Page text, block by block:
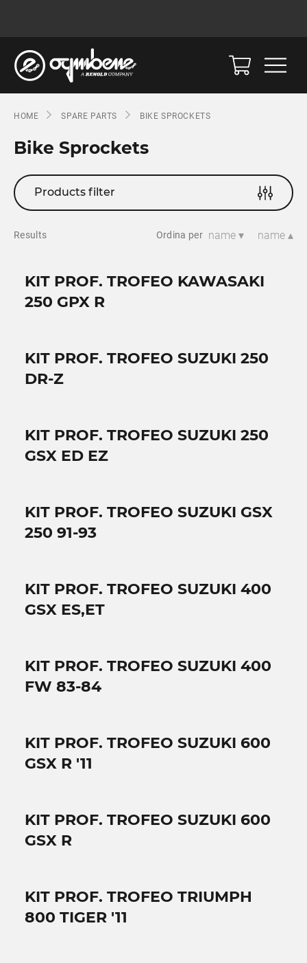
HOME SPARE PARTS BIKE SPROCKETS
Bike Sprockets
Products filter
Results Ordina per name ▾ name ▴
KIT PROF. TROFEO KAWASAKI
250 GPX R
KIT PROF. TROFEO SUZUKI 250
DR-Z
KIT PROF. TROFEO SUZUKI 250
GSX ED EZ
KIT PROF. TROFEO SUZUKI GSX
250 91-93
KIT PROF. TROFEO SUZUKI 400
GSX ES,ET
KIT PROF. TROFEO SUZUKI 400
FW 83-84
KIT PROF. TROFEO SUZUKI 600
GSX R '11
KIT PROF. TROFEO SUZUKI 600
GSX R
KIT PROF. TROFEO TRIUMPH
800 TIGER '11